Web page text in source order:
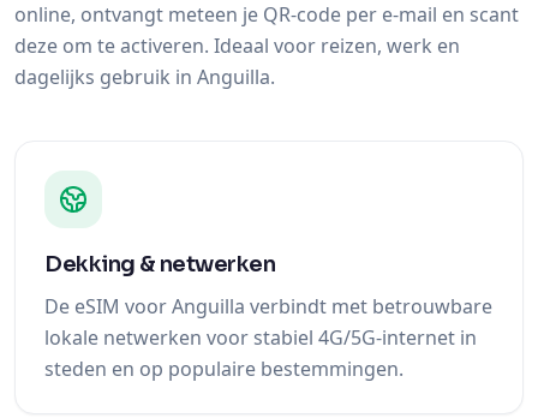
online, ontvangt meteen je QR-code per e-mail en scant
deze om te activeren. Ideaal voor reizen, werk en
dagelijks gebruik in Anguilla.
Dekking & netwerken
De eSIM voor Anguilla verbindt met betrouwbare
lokale netwerken voor stabiel 4G/5G-internet in
steden en op populaire bestemmingen.